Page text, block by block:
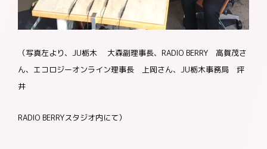
（写真左より、JU栃木 大森副理事長、RADIO BERRY 高賀茂さ
ん、エコロジーオンライン理事長 上岡さん、JU栃木事務局 坪
井
RADIO BERRYスタジオ内にて）